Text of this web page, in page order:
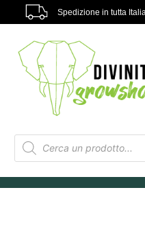
Spedizione in tutta